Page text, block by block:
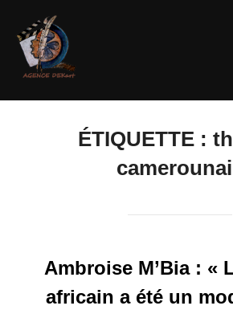
ÉTIQUETTE :
Ambroise M’Bia : «
africain a été un